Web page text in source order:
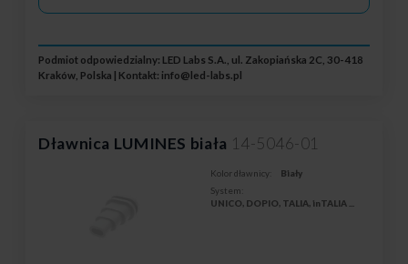
Podmiot odpowiedzialny: LED Labs S.A., ul. Zakopiańska 2C, 30-418
Kraków, Polska | Kontakt: info@led-labs.pl
Dławnica LUMINES biała 14-5046-01
Kolor dławnicy:
Biały
System:
UNICO, DOPIO, TALIA, inTALIA